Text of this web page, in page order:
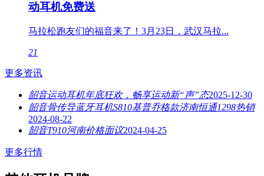
动耳机免费送
马拉松跑友们的福音来了！3月23日，武汉马拉...
21
更多资讯
韶音运动耳机年底狂欢，畅享运动新“声”态2025-12-30
韶音骨传导蓝牙耳机S810基普乔格款济南恒通1298热销
2024-08-22
韶音T910河南价格面议2024-04-25
更多行情